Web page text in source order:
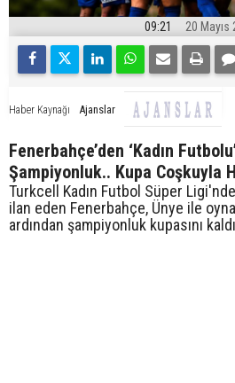
09:21 20 Mayıs
Haber Kaynağı Ajanslar
Fenerbahçe’den ‘Kadın
Şampiyonluk.. Kupa Coşkuyla
Turkcell Kadın Futbol Süper
ilan eden Fenerbahçe, Ünye ile
ardından şampiyonluk kupasını